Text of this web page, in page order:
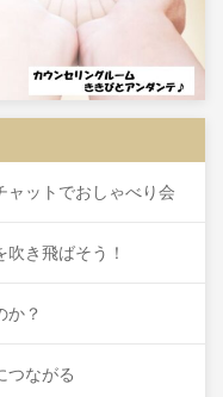
ャットでおしゃべり会
き飛ばそう！
か？
つながる